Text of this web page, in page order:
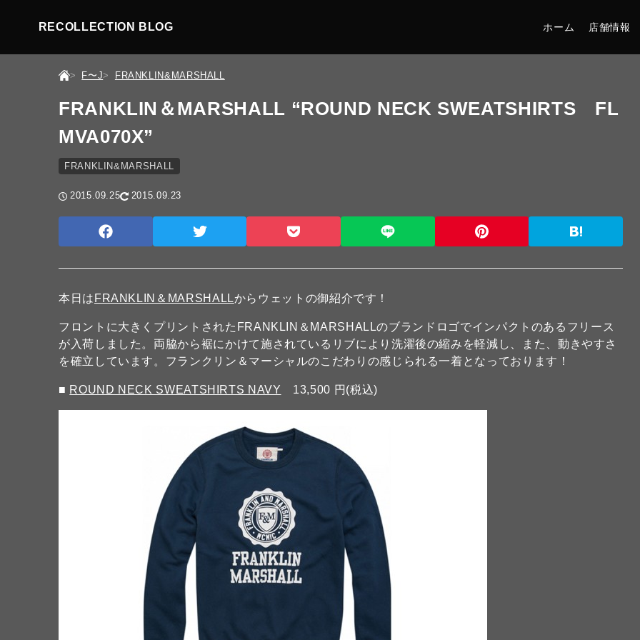
RECOLLECTION BLOG ホーム 店舗情報
F〜J FRANKLIN&MARSHALL
FRANKLIN＆MARSHALL “ROUND NECK SWEATSHIRTS FL
MVA070X”
FRANKLIN&MARSHALL
2015.09.25 2015.09.23
本日は FRANKLIN＆MARSHALLからウェットの御紹介です！
フロントに大きくプリントされたFRANKLIN＆MARSHALLのブランドロゴでインパクトのあるフリース
が入荷しました。両脇から裾にかけて施されているリブにより洗濯後の縮みを軽減し、また、動きやすさ
を確立しています。フランクリン＆マーシャルのこだわりの感じられる一着となっております！
■ ROUND NECK SWEATSHIRTS NAVY 13,500 円(税込)